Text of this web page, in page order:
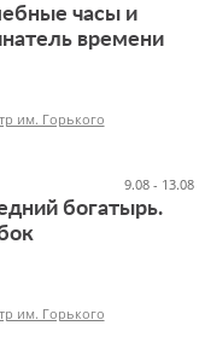
часы и
времени
им. Горького
9.08 - 13.08
богатырь.
им. Горького